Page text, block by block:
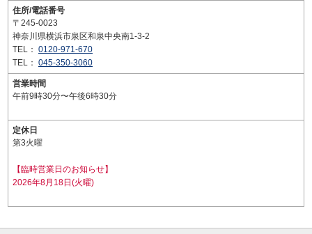
住所/電話番号
〒245-0023
神奈川県横浜市泉区和泉中央南1-3-2
TEL： 0120-971-670
TEL： 045-350-3060
営業時間
午前9時30分〜午後6時30分
定休日
第3火曜
【臨時営業日のお知らせ】
2026年8月18日(火曜)